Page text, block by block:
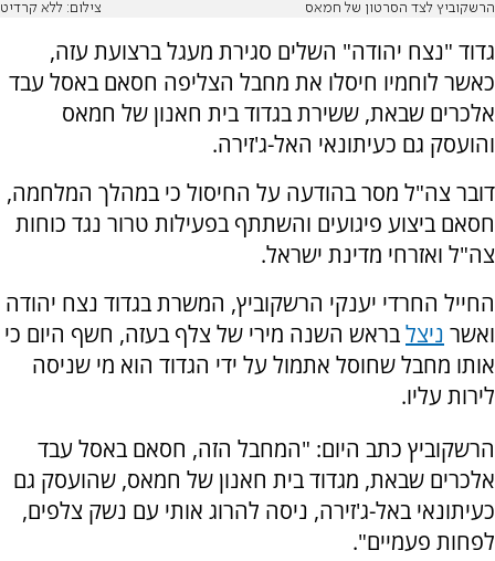
הרשקוביץ לצד הסרטון של חמאס צילום: ללא קרדיט
גדוד "נצח יהודה" השלים סגירת מעגל ברצועת עזה,
כאשר לוחמיו חיסלו את מחבל הצליפה חסאם באסל עבד
אלכרים שבאת, ששירת בגדוד בית חאנון של חמאס
והועסק גם כעיתונאי האל-ג'זירה.
דובר צה"ל מסר בהודעה על החיסול כי במהלך המלחמה,
חסאם ביצוע פיגועים והשתתף בפעילות טרור נגד כוחות
צה"ל ואזרחי מדינת ישראל.
החייל החרדי יענקי הרשקוביץ, המשרת בגדוד נצח יהודה
ואשר ניצלבראש השנה מירי של צלף בעזה, חשף היום כי
אותו מחבל שחוסל אתמול על ידי הגדוד הוא מי שניסה
לירות עליו.
הרשקוביץ כתב היום: "המחבל הזה, חסאם באסל עבד
אלכרים שבאת, מגדוד בית חאנון של חמאס, שהועסק גם
כעיתונאי באל-ג'זירה, ניסה להרוג אותי עם נשק צלפים,
לפחות פעמיים".